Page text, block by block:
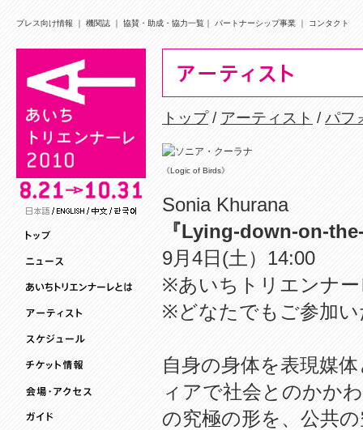
プレス向け情報 ｜ 機関誌 ｜ 協賛・助成・協力一覧 ｜ パートナーシップ事業 ｜ コンタクト
トップ/ アーティスト /パフ
《Logic of Birds》
Sonia Khurana
『Lying-down-on-
9月4日(土）14:00
※あいちトリエンナー
※どなたでもご参加
自身の身体を表現媒
ィアで社会とのかか
の究極の形を、公共